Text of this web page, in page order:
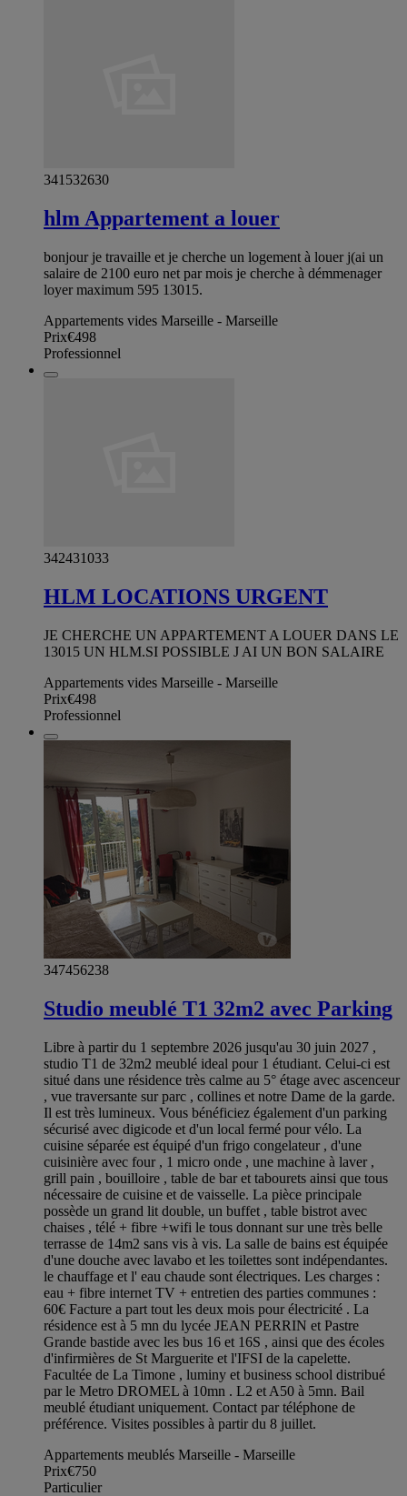
341532630
hlm Appartement a louer
bonjour je travaille et je cherche un logement à louer j(ai un
salaire de 2100 euro net par mois je cherche à démmenager
loyer maximum 595 13015.
Appartements vides Marseille - Marseille
Prix€498
Professionnel
342431033
HLM LOCATIONS URGENT
JE CHERCHE UN APPARTEMENT A LOUER DANS LE
13015 UN HLM.SI POSSIBLE J AI UN BON SALAIRE
Appartements vides Marseille - Marseille
Prix€498
Professionnel
347456238
Studio meublé T1 32m2 avec Parking
Libre à partir du 1 septembre 2026 jusqu'au 30 juin 2027 ,
studio T1 de 32m2 meublé ideal pour 1 étudiant. Celui-ci est
situé dans une résidence très calme au 5° étage avec ascenceur
, vue traversante sur parc , collines et notre Dame de la garde.
Il est très lumineux. Vous bénéficiez également d'un parking
sécurisé avec digicode et d'un local fermé pour vélo. La
cuisine séparée est équipé d'un frigo congelateur , d'une
cuisinière avec four , 1 micro onde , une machine à laver ,
grill pain , bouilloire , table de bar et tabourets ainsi que tous
nécessaire de cuisine et de vaisselle. La pièce principale
possède un grand lit double, un buffet , table bistrot avec
chaises , télé + fibre +wifi le tous donnant sur une très belle
terrasse de 14m2 sans vis à vis. La salle de bains est équipée
d'une douche avec lavabo et les toilettes sont indépendantes.
le chauffage et l' eau chaude sont électriques. Les charges :
eau + fibre internet TV + entretien des parties communes :
60€ Facture a part tout les deux mois pour électricité . La
résidence est à 5 mn du lycée JEAN PERRIN et Pastre
Grande bastide avec les bus 16 et 16S , ainsi que des écoles
d'infirmières de St Marguerite et l'IFSI de la capelette.
Facultée de La Timone , luminy et business school distribué
par le Metro DROMEL à 10mn . L2 et A50 à 5mn. Bail
meublé étudiant uniquement. Contact par téléphone de
préférence. Visites possibles à partir du 8 juillet.
Appartements meublés Marseille - Marseille
Prix€750
Particulier